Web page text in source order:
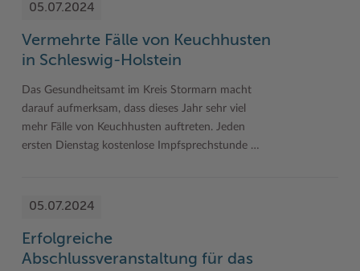
05.07.2024
Vermehrte Fälle von Keuchhusten
in Schleswig-Holstein
Das Gesundheitsamt im Kreis Stormarn macht
darauf aufmerksam, dass dieses Jahr sehr viel
mehr Fälle von Keuchhusten auftreten. Jeden
ersten Dienstag kostenlose Impfsprechstunde …
05.07.2024
Erfolgreiche
Abschlussveranstaltung für das